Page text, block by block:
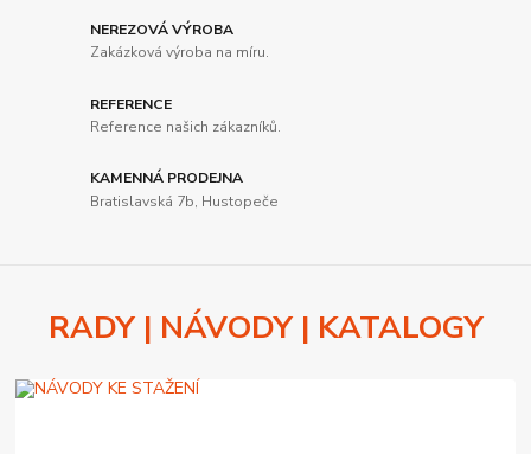
NEREZOVÁ VÝROBA
Zakázková výroba na míru.
REFERENCE
Reference našich zákazníků.
KAMENNÁ PRODEJNA
Bratislavská 7b, Hustopeče
RADY | NÁVODY | KATALOGY